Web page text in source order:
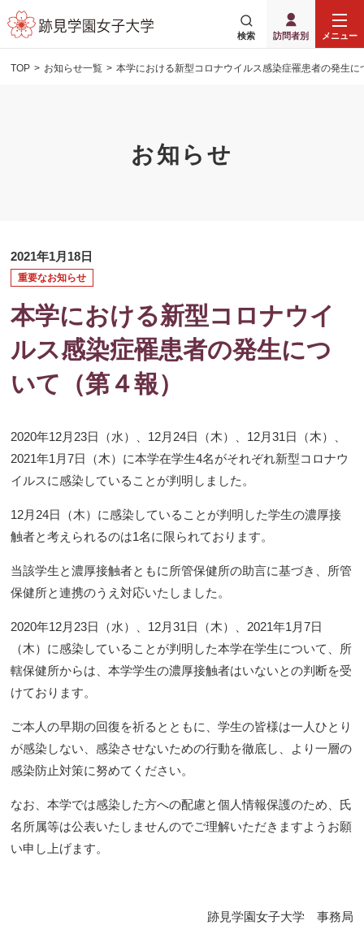
検索 訪問者別 メニュー
TOP お知らせ一覧 本学における新型コロナウイルス感染症罹患者の発生に
お知らせ
2021年1月18日
重要なお知らせ
本学における新型コロナウイ
ルス感染症罹患者の発生につ
いて（第４報）
2020年12月23日（水）、12月24日（木）、12月31日（木）、
2021年1月7日（木）に本学在学生4名がそれぞれ新型コロナウ
イルスに感染していることが判明しました。
12月24日（木）に感染していることが判明した学生の濃厚接
触者と考えられるのは1名に限られております。
当該学生と濃厚接触者ともに所管保健所の助言に基づき、所管
保健所と連携のうえ対応いたしました。
2020年12月23日（水）、12月31日（木）、2021年1月7日
（木）に感染していることが判明した本学在学生について、所
轄保健所からは、本学学生の濃厚接触者はいないとの判断を受
けております。
ご本人の早期の回復を祈るとともに、学生の皆様は一人ひとり
が感染しない、感染させないための行動を徹底し、より一層の
感染防止対策に努めてください。
なお、本学では感染した方への配慮と個人情報保護のため、氏
名所属等は公表いたしませんのでご理解いただきますようお願
い申し上げます。
跡見学園女子大学 事務局